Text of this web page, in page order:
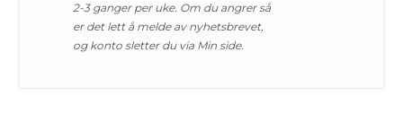
2-3 ganger per uke. Om du angrer så
er det lett å melde av nyhetsbrevet,
og konto sletter du via Min side.